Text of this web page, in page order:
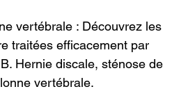
vertébrale : Découvrez les
traitées efficacement par
Hernie discale, sténose de
vertébrale.